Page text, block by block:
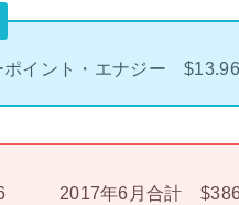
ポイント・エナジー $13.96
2017年6月合計